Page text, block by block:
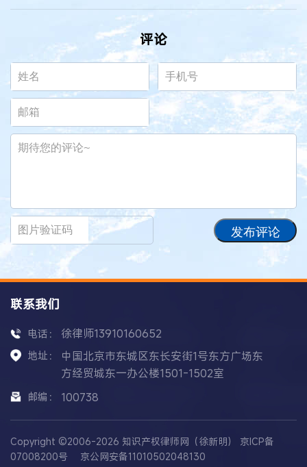
评论
发布评论
联系我们
电话： 徐律师13910160652
地址：
中国北京市东城区东长安街1号东方广场东
方经贸城东一办公楼1501-1502室
邮编： 100738
Copyright ©2006-2026 知识产权律师网（徐新明） 京ICP备
07008200号
京公网安备11010502048130